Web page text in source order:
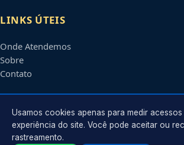
LINKS ÚTEIS
Onde Atendemos
Sobre
Contato
CONTATO
Atendimento em
Usamos cookies apenas para medir
experiência do site. Você pode aceitar ou
rastreamento.